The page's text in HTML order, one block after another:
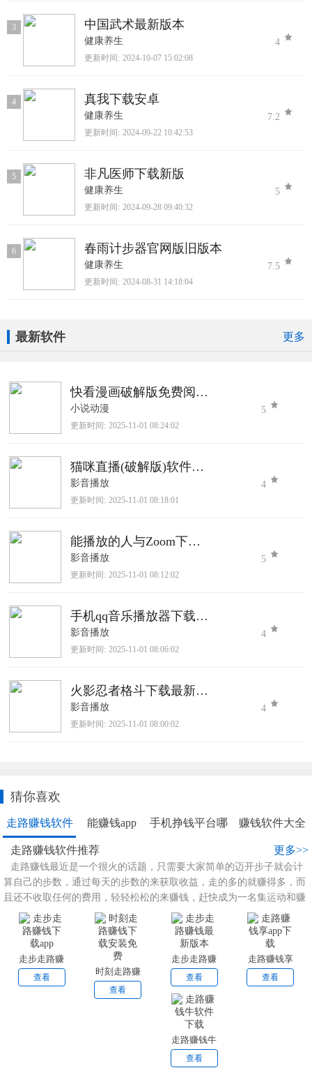
3 中国武术最新版本
健康养生 4
更新时间: 2024-10-07 15:02:08
4 真我下载安卓
健康养生 7.2
更新时间: 2024-09-22 10:42:53
5 非凡医师下载新版
健康养生 5
更新时间: 2024-09-28 09:40:32
6 春雨计步器官网版旧版本
健康养生 7.5
更新时间: 2024-08-31 14:18:04
最新软件 更多
快看漫画破解版免费阅读2025最新版
小说动漫 5
更新时间: 2025-11-01 08:24:02
猫咪直播(破解版)软件下载
影音播放 4
更新时间: 2025-11-01 08:18:01
能播放的人与Zoom下载官网版
影音播放 5
更新时间: 2025-11-01 08:12:02
手机qq音乐播放器下载2025最新版
影音播放 4
更新时间: 2025-11-01 08:06:02
火影忍者格斗下载最新版本下载
影音播放 4
更新时间: 2025-11-01 08:00:02
猜你喜欢
走路赚钱软件
推荐
能赚钱app 手机挣钱平台哪 赚钱软件大全
合集
走路赚钱软件推荐 更多>>
走路赚钱最近是一个很火的话题，只需要大家简单的迈开步子就会计
算自己的步数，通过每天的步数的来获取收益，走的多的就赚得多，而
且还不收取任何的费用，轻轻松松的来赚钱，赶快成为一名集运动和赚
钱的好青年吧！
走步走路赚
钱下载app
查看
时刻走路赚
钱下载安装
查看
走步走路赚
钱最新版本
查看
走路赚钱享
app下载
查看
走路赚钱牛
软件下载
查看